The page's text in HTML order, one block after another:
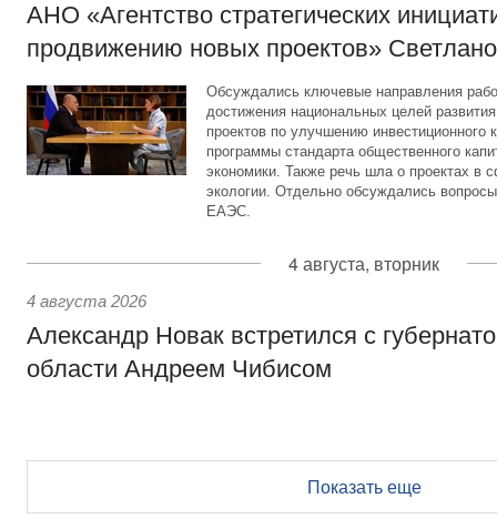
АНО «Агентство стратегических
продвижению новых проектов»
Обсуждались ключевые направления
достижения национальных целей
проектов по улучшению инвестиционного
программы стандарта общественного
экономики. Также речь шла о проектах в
экологии. Отдельно обсуждались
ЕАЭС.
4 августа, вторник
4 августа 2026
Александр Новак встретился с
области Андреем Чибисом
Показать еще